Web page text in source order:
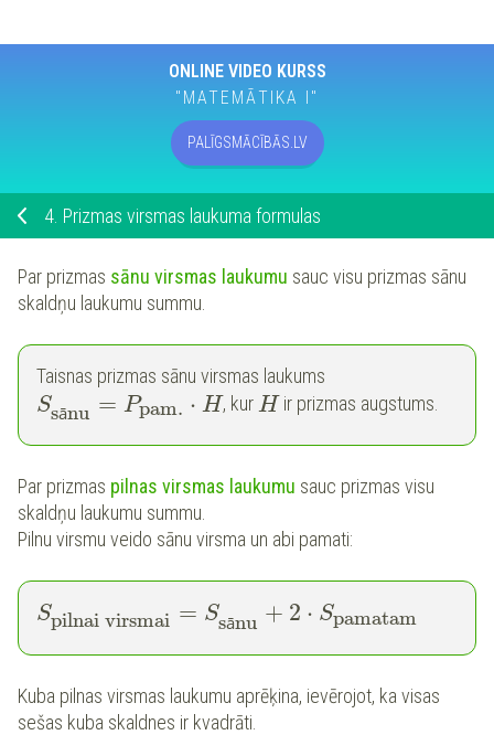
ONLINE VIDEO KURSS
"MATEMĀTIKA I"
PALĪGSMĀCĪBĀS.LV
4. Prizmas virsmas laukuma formulas
Par prizmas sānu virsmas laukumu sauc visu prizmas sānu
skaldņu laukumu summu.
Taisnas prizmas sānu virsmas laukums
Ssānu = Ppam. ⋅ H, kurHir prizmas augstums.
Par prizmas pilnas virsmas laukumu sauc prizmas visu
skaldņu laukumu summu.
Pilnu virsmu veido sānu virsma un abi pamati:
Spilnai virsmai = Ssānu + 2 ⋅ Spamatam
Kuba pilnas virsmas laukumu aprēķina, ievērojot, ka visas
sešas kuba skaldnes ir kvadrāti.